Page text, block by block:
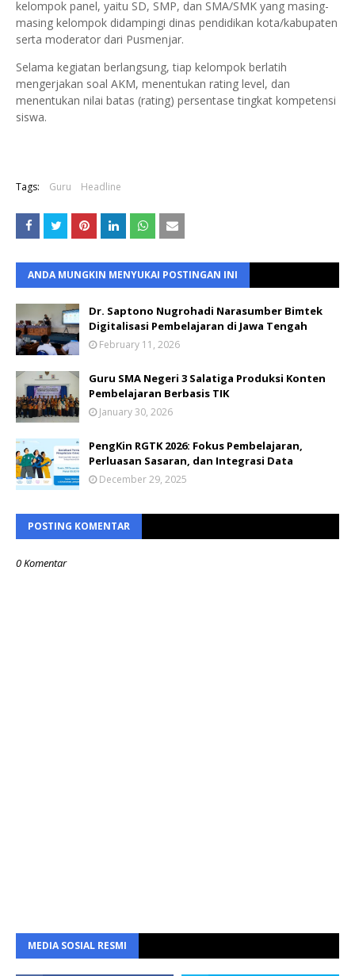
kelompok panel, yaitu SD, SMP, dan SMA/SMK yang masing-
masing kelompok didampingi dinas pendidikan kota/kabupaten
serta moderator dari Pusmenjar.
Selama kegiatan berlangsung, tiap kelompok berlatih
mengerjakan soal AKM, menentukan rating level, dan
menentukan nilai batas (rating) persentase tingkat kompetensi
siswa.
Tags: Guru Headline
ANDA MUNGKIN MENYUKAI POSTINGAN INI
Dr. Saptono Nugrohadi Narasumber Bimtek
Digitalisasi Pembelajaran di Jawa Tengah
February 11, 2026
Guru SMA Negeri 3 Salatiga Produksi Konten
Pembelajaran Berbasis TIK
January 30, 2026
PengKin RGTK 2026: Fokus Pembelajaran,
Perluasan Sasaran, dan Integrasi Data
December 29, 2025
POSTING KOMENTAR
0 Komentar
MEDIA SOSIAL RESMI